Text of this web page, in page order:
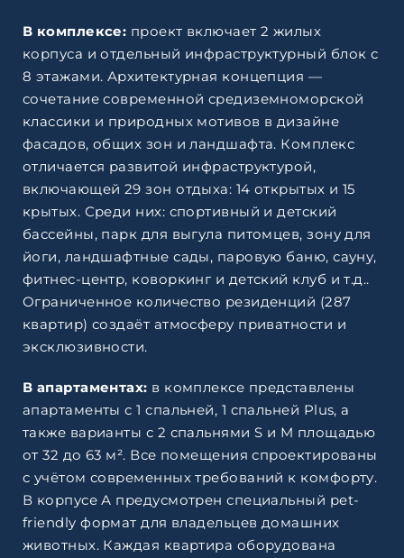
В комплексе: проект включает 2 жилых
корпуса и отдельный инфраструктурный блок с
8 этажами. Архитектурная концепция —
сочетание современной средиземноморской
классики и природных мотивов в дизайне
фасадов, общих зон и ландшафта. Комплекс
отличается развитой инфраструктурой,
включающей 29 зон отдыха: 14 открытых и 15
крытых. Среди них: спортивный и детский
бассейны, парк для выгула питомцев, зону для
йоги, ландшафтные сады, паровую баню, сауну,
фитнес-центр, коворкинг и детский клуб и т.д..
Ограниченное количество резиденций (287
квартир) создаёт атмосферу приватности и
эксклюзивности.
В апартаментах: в комплексе представлены
апартаменты с 1 спальней, 1 спальней Plus, а
также варианты с 2 спальнями S и M площадью
от 32 до 63 м². Все помещения спроектированы
с учётом современных требований к комфорту.
В корпусе А предусмотрен специальный pet-
friendly формат для владельцев домашних
животных. Каждая квартира оборудована